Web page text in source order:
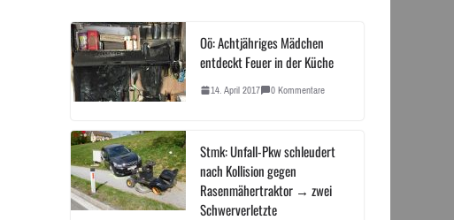
Oö: Achtjähriges Mädchen
entdeckt Feuer in der Küche
14. April 2017 0 Kommentare
Stmk: Unfall-Pkw schleudert
nach Kollision gegen
Rasenmähertraktor → zwei
Schwerverletzte